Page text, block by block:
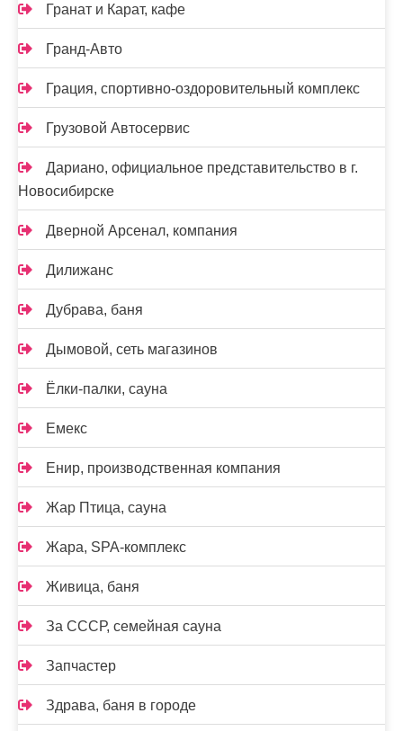
Гранат и Карат, кафе
Гранд-Авто
Грация, спортивно-оздоровительный комплекс
Грузовой Автосервис
Дариано, официальное представительство в г.
Новосибирске
Дверной Арсенал, компания
Дилижанс
Дубрава, баня
Дымовой, сеть магазинов
Ёлки-палки, сауна
Емекс
Енир, производственная компания
Жар Птица, сауна
Жара, SPA-комплекс
Живица, баня
За СССР, семейная сауна
Запчастер
Здрава, баня в городе